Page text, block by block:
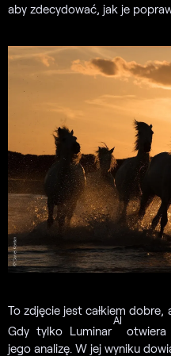
aby zdecydować, jak je
To zdjęcie jest całkiem
Gdy tylko Luminar
AI
otwiera
jego analizę. W jej wyniku